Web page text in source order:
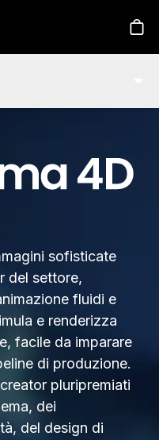
to main content
sofisticate
del settore,
fluidi e
e renderizza
facile da imparare
di produzione.
pluripremiati
dei
del design di